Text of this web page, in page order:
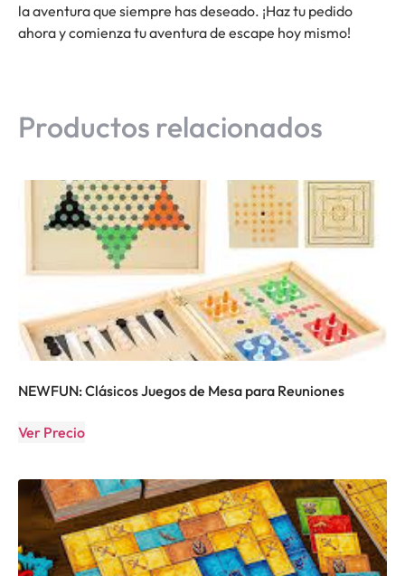
la aventura que siempre has deseado. ¡Haz tu pedido
ahora y comienza tu aventura de escape hoy mismo!
Productos relacionados
NEWFUN: Clásicos Juegos de Mesa para Reuniones
Ver Precio